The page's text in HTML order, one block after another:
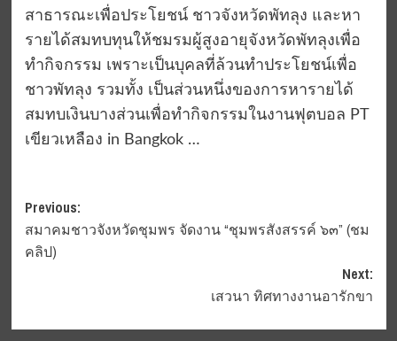
สาธารณะเพื่อประโยชน์ ชาวจังหวัดพัทลุง และหา
รายได้สมทบทุนให้ชมรมผู้สูงอายุจังหวัดพัทลุงเพื่อ
ทำกิจกรรม เพราะเป็นบุคลที่ล้วนทำประโยชน์เพื่อ
ชาวพัทลุง รวมทั้ง เป็นส่วนหนึ่งของการหารายได้
สมทบเงินบางส่วนเพื่อทำกิจกรรมในงานฟุตบอล PT
เขียวเหลือง in Bangkok …
Post
navigation
Previous:
สมาคมชาวจังหวัดชุมพร จัดงาน “ชุมพรสังสรรค์ ๖๓” (ชม
คลิป)
Next:
เสวนา ทิศทางงานอารักขา